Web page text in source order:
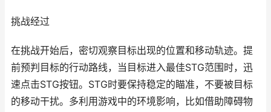
挑战经过
在挑战开始后，密切观察目标出现的位置和移动轨迹。提
前预判目标的行动路线，当目标进入最佳STG范围时，迅
速点击STG按钮。STG时要保持稳定的瞄准，不要被目标
的移动干扰。多利用游戏中的环境影响，比如借助障碍物